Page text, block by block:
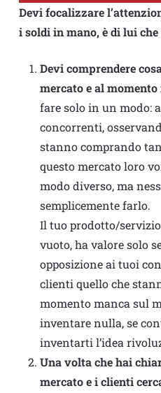
Devi focalizzare
i soldi in mano, è di lui
Devi comprendere
mercato e al
fare solo in un modo:
concorrenti,
stanno comprando
questo mercato loro
modo diverso, ma
semplicemente farlo.
Il tuo prodotto/
vuoto, ha valore solo
opposizione ai tuoi
clienti quello che
momento manca sul
inventare nulla, se
inventarti l’idea
Una volta che hai
mercato e i clienti